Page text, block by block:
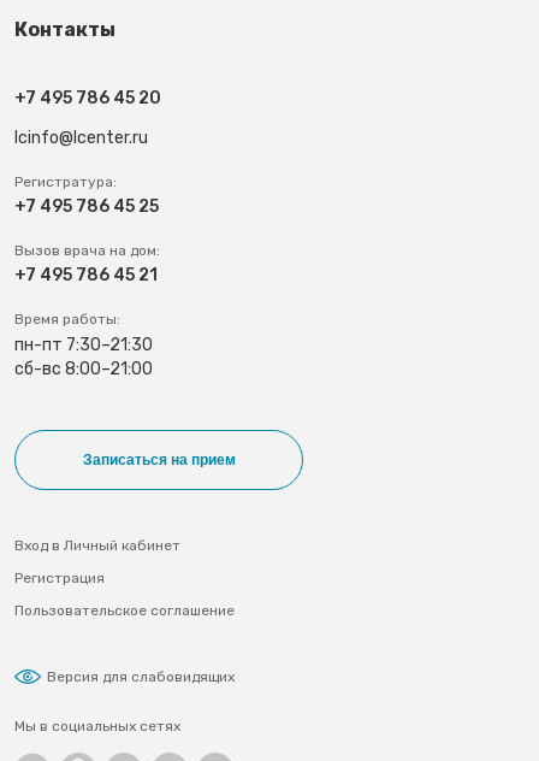
Контакты
+7 495 786 45 20
lcinfo@lcenter.ru
Регистратура:
+7 495 786 45 25
Вызов врача на дом:
+7 495 786 45 21
Время работы:
пн-пт 7:30–21:30
сб-вс 8:00–21:00
Записаться на прием
Вход в Личный кабинет
Регистрация
Пользовательское соглашение
Версия для слабовидящих
Мы в социальных сетях